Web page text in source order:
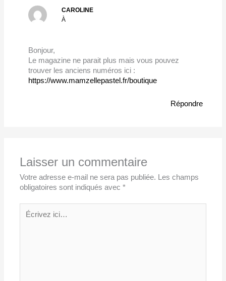
CAROLINE
À
Bonjour,
Le magazine ne parait plus mais vous pouvez
trouver les anciens numéros ici :
https://www.mamzellepastel.fr/boutique
Répondre
Laisser un commentaire
Votre adresse e-mail ne sera pas publiée. Les champs
obligatoires sont indiqués avec*
Écrivez
ici…